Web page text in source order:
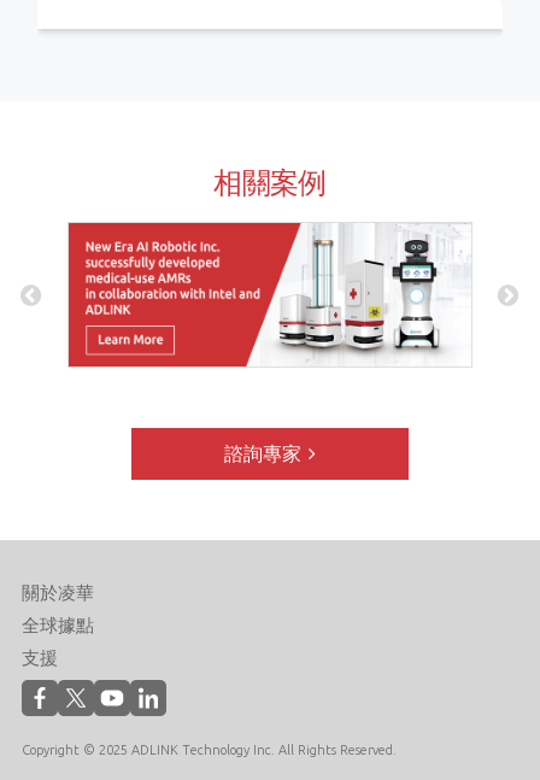
相關案例
諮詢專家
關於凌華
全球據點
支援
Copyright © 2025 ADLINK Technology Inc. All Rights Reserved.